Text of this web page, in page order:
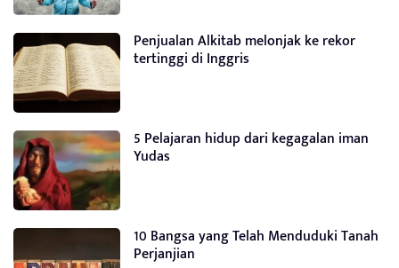
Penjualan Alkitab melonjak ke rekor
tertinggi di Inggris
5 Pelajaran hidup dari kegagalan iman
Yudas
10 Bangsa yang Telah Menduduki Tanah
Perjanjian